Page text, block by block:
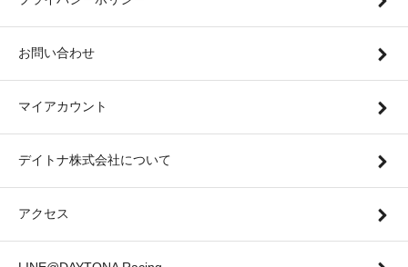
お問い合わせ
マイアカウント
デイトナ株式会社について
アクセス